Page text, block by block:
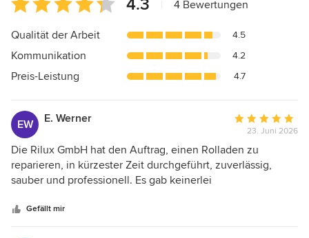
Bewertung:
4.3
5
Sternen
4.3 4 Bewertungen
Qualität der Arbeit 4.5
Kommunikation 4.2
Preis-Leistung 4.7
EW E. Werner
Bewertung:
5
von
23. Juni 2026
Die Rilux GmbH hat den Auftrag, einen Rolladen zu
reparieren, in kürzester Zeit durchgeführt, zuverlässig,
sauber und professionell. Es gab keinerlei
beauftragen.
Gefällt mir